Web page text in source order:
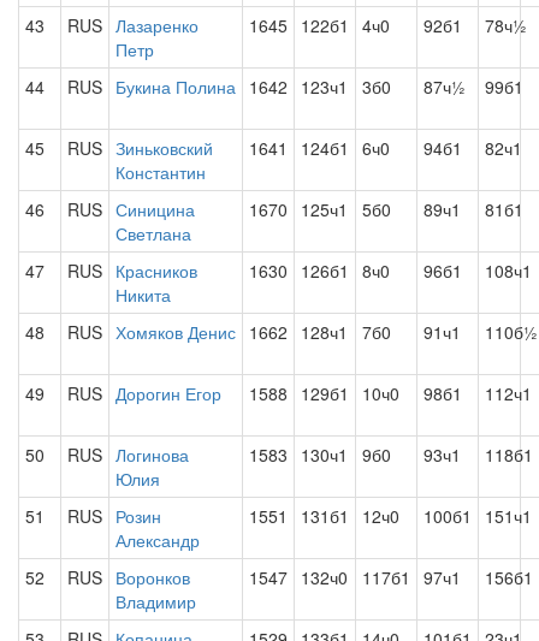
43 RUS Лазаренко
Петр
1645 122б1 4ч0 92б1 78ч½
44 RUS Букина Полина 1642 123ч1 3б0 87ч½ 99б1
45 RUS Зиньковский
Константин
1641 124б1 6ч0 94б1 82ч1
46 RUS Синицина
Светлана
1670 125ч1 5б0 89ч1 81б1
47 RUS Красников
Никита
1630 126б1 8ч0 96б1 108ч1
48 RUS Хомяков Денис 1662 128ч1 7б0 91ч1 110б½
49 RUS Дорогин Егор 1588 129б1 10ч0 98б1 112ч1
50 RUS Логинова
Юлия
1583 130ч1 9б0 93ч1 118б1
51 RUS Розин
Александр
1551 131б1 12ч0 100б1 151ч1
52 RUS Воронков
Владимир
1547 132ч0 117б1 97ч1 156б1